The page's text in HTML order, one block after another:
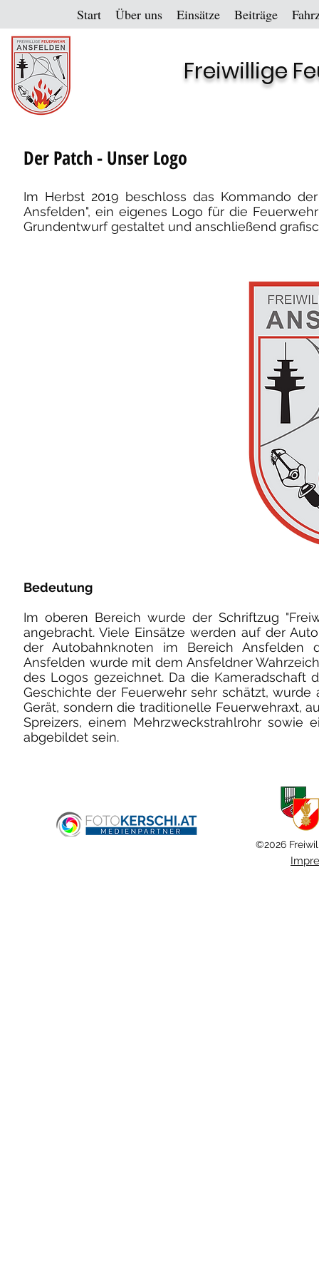
Start Über uns Einsätze Beiträge
Freiwillige
Der Patch - Unser Logo
Im Herbst 2019 beschloss das Kommando
Ansfelden", ein eigenes Logo für die
Grundentwurf gestaltet und anschließend
Bedeutung
Im oberen Bereich wurde der Schriftzug
angebracht. Viele Einsätze werden auf der
der Autobahnknoten im Bereich Ansfelden
Ansfelden wurde mit dem Ansfeldner
des Logos gezeichnet. Da die Kameradschaft
Geschichte der Feuerwehr sehr schätzt,
Gerät, sondern die traditionelle Feuerwehraxt,
Spreizers, einem Mehrzweckstrahlrohr sowie
abgebildet sein.
©2026